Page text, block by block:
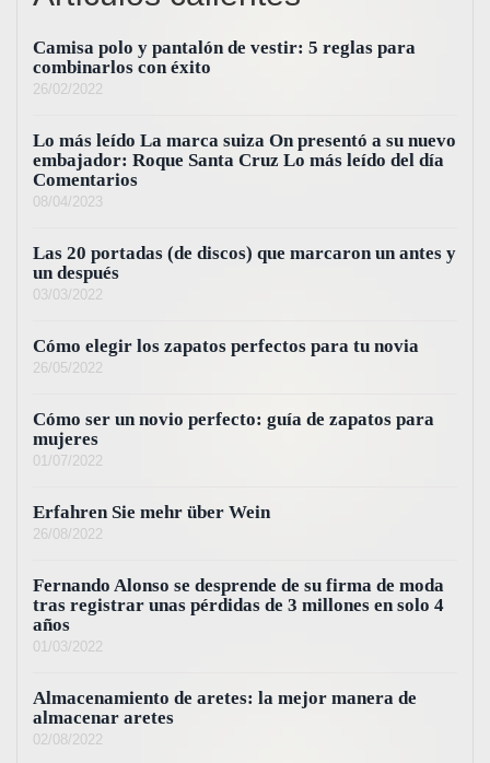
Camisa polo y pantalón de vestir: 5 reglas para
combinarlos con éxito
26/02/2022
Lo más leído La marca suiza On presentó a su nuevo
embajador: Roque Santa Cruz Lo más leído del día
Comentarios
08/04/2023
Las 20 portadas (de discos) que marcaron un antes y
un después
03/03/2022
Cómo elegir los zapatos perfectos para tu novia
26/05/2022
Cómo ser un novio perfecto: guía de zapatos para
mujeres
01/07/2022
Erfahren Sie mehr über Wein
26/08/2022
Fernando Alonso se desprende de su firma de moda
tras registrar unas pérdidas de 3 millones en solo 4
años
01/03/2022
Almacenamiento de aretes: la mejor manera de
almacenar aretes
02/08/2022